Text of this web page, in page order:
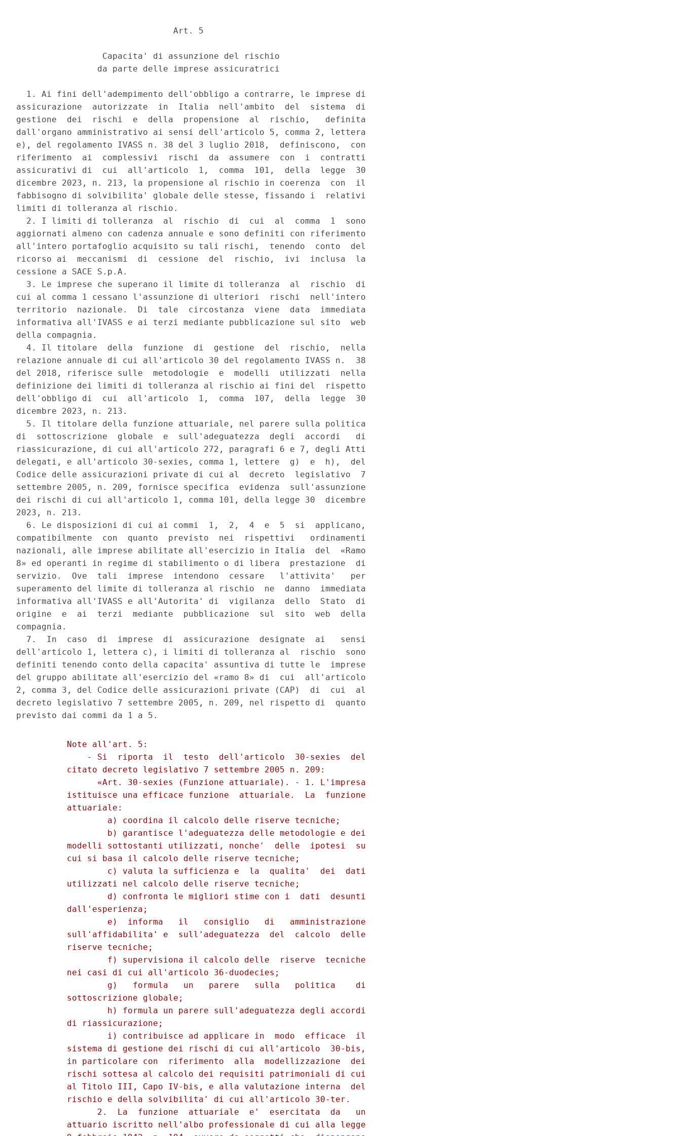
                               Art. 5
                 Capacita' di assunzione del rischio
                da parte delle imprese assicuratrici
  1. Ai fini dell'adempimento dell'obbligo a contrarre, le imprese di
assicurazione  autorizzate  in  Italia  nell'ambito  del  sistema  di
gestione  dei  rischi  e  della  propensione  al  rischio,   definita
dall'organo amministrativo ai sensi dell'articolo 5, comma 2, lettera
e), del regolamento IVASS n. 38 del 3 luglio 2018,  definiscono,  con
riferimento  ai  complessivi  rischi  da  assumere  con  i  contratti
assicurativi di  cui  all'articolo  1,  comma  101,  della  legge  30
dicembre 2023, n. 213, la propensione al rischio in coerenza  con  il
fabbisogno di solvibilita' globale delle stesse, fissando i  relativi
limiti di tolleranza al rischio.
  2. I limiti di tolleranza  al  rischio  di  cui  al  comma  1  sono
aggiornati almeno con cadenza annuale e sono definiti con riferimento
all'intero portafoglio acquisito su tali rischi,  tenendo  conto  del
ricorso ai  meccanismi  di  cessione  del  rischio,  ivi  inclusa  la
cessione a SACE S.p.A.
  3. Le imprese che superano il limite di tolleranza  al  rischio  di
cui al comma 1 cessano l'assunzione di ulteriori  rischi  nell'intero
territorio  nazionale.  Di  tale  circostanza  viene  data  immediata
informativa all'IVASS e ai terzi mediante pubblicazione sul sito  web
della compagnia.
  4. Il titolare  della  funzione  di  gestione  del  rischio,  nella
relazione annuale di cui all'articolo 30 del regolamento IVASS n.  38
del 2018, riferisce sulle  metodologie  e  modelli  utilizzati  nella
definizione dei limiti di tolleranza al rischio ai fini del  rispetto
dell'obbligo di  cui  all'articolo  1,  comma  107,  della  legge  30
dicembre 2023, n. 213.
  5. Il titolare della funzione attuariale, nel parere sulla politica
di  sottoscrizione  globale  e  sull'adeguatezza  degli  accordi   di
riassicurazione, di cui all'articolo 272, paragrafi 6 e 7, degli Atti
delegati, e all'articolo 30-sexies, comma 1, lettere  g)  e  h),  del
Codice delle assicurazioni private di cui al  decreto  legislativo  7
settembre 2005, n. 209, fornisce specifica  evidenza  sull'assunzione
dei rischi di cui all'articolo 1, comma 101, della legge 30  dicembre
2023, n. 213.
  6. Le disposizioni di cui ai commi  1,  2,  4  e  5  si  applicano,
compatibilmente  con  quanto  previsto  nei  rispettivi   ordinamenti
nazionali, alle imprese abilitate all'esercizio in Italia  del  «Ramo
8» ed operanti in regime di stabilimento o di libera  prestazione  di
servizio.  Ove  tali  imprese  intendono  cessare   l'attivita'   per
superamento del limite di tolleranza al rischio  ne  danno  immediata
informativa all'IVASS e all'Autorita' di  vigilanza  dello  Stato  di
origine  e  ai  terzi  mediante  pubblicazione  sul  sito  web  della
compagnia.
  7.  In  caso  di  imprese  di  assicurazione  designate  ai   sensi
dell'articolo 1, lettera c), i limiti di tolleranza al  rischio  sono
definiti tenendo conto della capacita' assuntiva di tutte le  imprese
del gruppo abilitate all'esercizio del «ramo 8» di  cui  all'articolo
2, comma 3, del Codice delle assicurazioni private (CAP)  di  cui  al
decreto legislativo 7 settembre 2005, n. 209, nel rispetto di  quanto
          Note all'art. 5:
              - Si  riporta  il  testo  dell'articolo  30-sexies  del
          citato decreto legislativo 7 settembre 2005 n. 209:
                «Art. 30-sexies (Funzione attuariale). - 1. L'impresa
          istituisce una efficace funzione  attuariale.  La  funzione
          attuariale:
                  a) coordina il calcolo delle riserve tecniche;
                  b) garantisce l'adeguatezza delle metodologie e dei
          modelli sottostanti utilizzati, nonche'  delle  ipotesi  su
          cui si basa il calcolo delle riserve tecniche;
                  c) valuta la sufficienza e  la  qualita'  dei  dati
          utilizzati nel calcolo delle riserve tecniche;
                  d) confronta le migliori stime con i  dati  desunti
          dall'esperienza;
                  e)  informa   il   consiglio   di   amministrazione
          sull'affidabilita' e  sull'adeguatezza  del  calcolo  delle
          riserve tecniche;
                  f) supervisiona il calcolo delle  riserve  tecniche
          nei casi di cui all'articolo 36-duodecies;
                  g)   formula   un   parere   sulla   politica    di
          sottoscrizione globale;
                  h) formula un parere sull'adeguatezza degli accordi
          di riassicurazione;
                  i) contribuisce ad applicare in  modo  efficace  il
          sistema di gestione dei rischi di cui all'articolo  30-bis,
          in particolare con  riferimento  alla  modellizzazione  dei
          rischi sottesa al calcolo dei requisiti patrimoniali di cui
          al Titolo III, Capo IV-bis, e alla valutazione interna  del
          rischio e della solvibilita' di cui all'articolo 30-ter.
                2.  La  funzione  attuariale  e'  esercitata  da   un
          attuario iscritto nell'albo professionale di cui alla legge